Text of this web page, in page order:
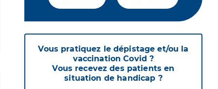
Vous pratiquez le dépistage et/ou la
vaccination Covid ?
Vous recevez des patients en
situation de handicap ?